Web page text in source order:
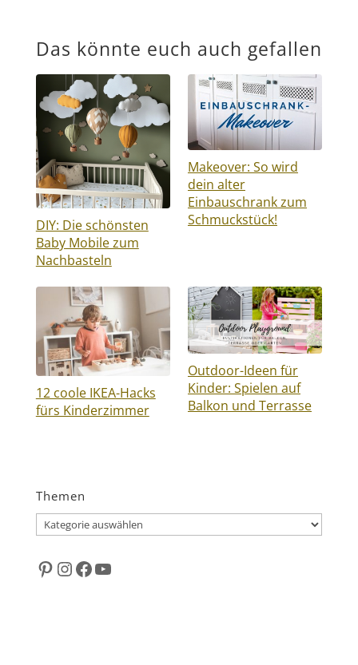
Das könnte euch auch gefallen
DIY: Die schönsten
Baby Mobile zum
Nachbasteln
Makeover: So wird
dein alter
Einbauschrank zum
Schmuckstück!
12 coole IKEA-Hacks
fürs Kinderzimmer
Outdoor-Ideen für
Kinder: Spielen auf
Balkon und Terrasse
Themen
Themen
Pinterest
Instagram
Facebook
YouTube